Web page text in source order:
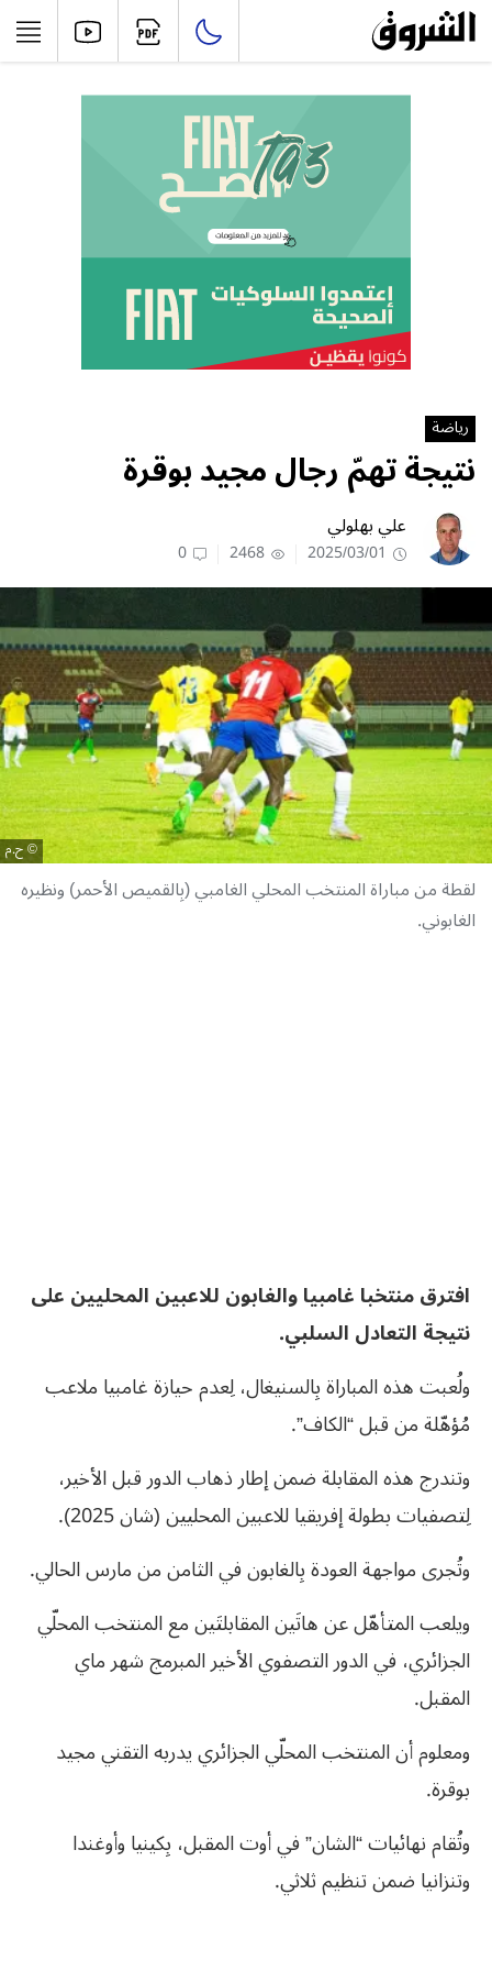
رياضة
نتيجة تهمّ رجال مجيد بوقرة
علي بهلولي
2025/03/01
2468
0
ح.م
لقطة من مباراة المنتخب المحلي الغامبي (بِالقميص الأحمر) ونظيره
الغابوني.
افترق منتخبا غامبيا والغابون للاعبين المحليين على
نتيجة التعادل السلبي.
ولُعبت هذه المباراة بِالسنيغال، لِعدم حيازة غامبيا ملاعب
مُؤهّلة من قبل “الكاف”.
وتندرج هذه المقابلة ضمن إطار ذهاب الدور قبل الأخير،
لِتصفيات بطولة إفريقيا للاعبين المحليين (شان 2025).
وتُجرى مواجهة العودة بِالغابون في الثامن من مارس الحالي.
ويلعب المتأهّل عن هاتَين المقابلتَين مع المنتخب المحلّي
الجزائري، في الدور التصفوي الأخير المبرمج شهر ماي
المقبل.
ومعلوم أن المنتخب المحلّي الجزائري يدربه التقني مجيد
بوقرة.
وتُقام نهائيات “الشان” في أوت المقبل، بِكينيا وأوغندا
وتنزانيا ضمن تنظيم ثلاثي.